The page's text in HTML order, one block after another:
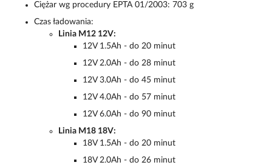
Ciężar wg procedury EPTA 01/2003: 703 g
Czas ładowania:
Linia M12 12V:
12V 1.5Ah - do 20 minut
12V 2.0Ah - do 28 minut
12V 3.0Ah - do 45 minut
12V 4.0Ah - do 57 minut
12V 6.0Ah - do 90 minut
Linia M18 18V:
18V 1.5Ah - do 20 minut
18V 2.0Ah - do 26 minut